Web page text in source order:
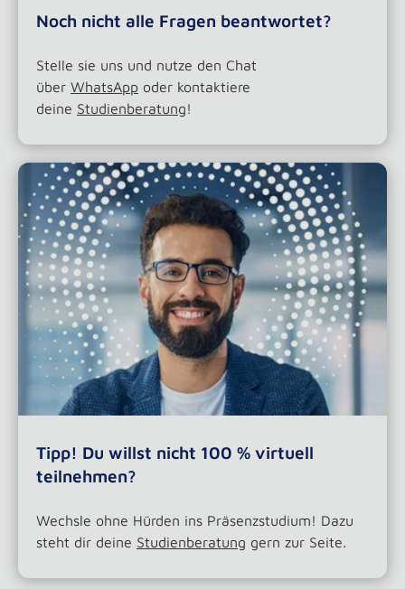
Noch nicht alle Fragen beantwortet?
Stelle sie uns und nutze den Chat
über WhatsApp oder kontaktiere
deine Studienberatung!
Tipp! Du willst nicht 100 % virtuell
teilnehmen?
Wechsle ohne Hürden ins Präsenzstudium! Dazu
steht dir deine Studienberatung gern zur Seite.